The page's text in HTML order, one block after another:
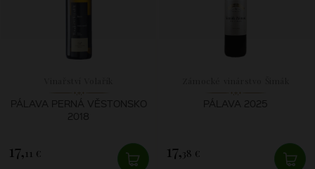
PÁLAVA PERNÁ VĚSTONSKO
2018
17, 11 €
PÁLAVA 2025
17, 38 €